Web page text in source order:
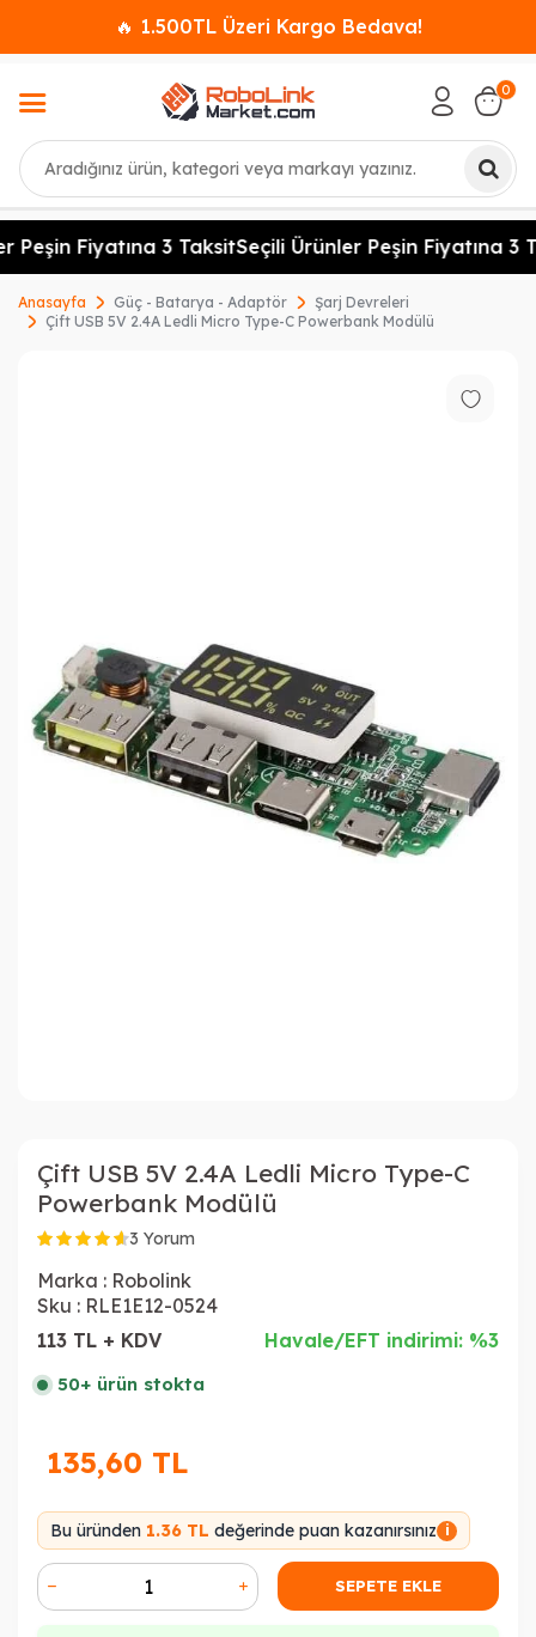
🔥 1.500TL Üzeri Kargo Bedava!
Ara
0
Peşin Fiyatına 3 TaksitSeçili Ürünler Peşin Fiyatına 3
Anasayfa Güç - Batarya - Adaptör
Şarj Devreleri
Çift USB 5V 2.4A Ledli Micro Type-C Powerbank Modülü
Çift USB 5V 2.4A Ledli Micro Type-C
Powerbank Modülü
3 Yorum
Marka : Robolink
Sku : RLE1E12-0524
113 TL + KDV
Havale/EFT indirimi: %3
50+ ürün stokta
135,60 TL
Bu üründen 1.36 TL değerinde puan kazanırsınız i
SEPETE EKLE